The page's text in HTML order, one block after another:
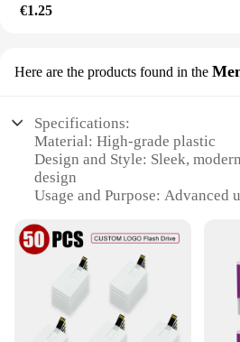
€1.25
Here are the products found in the
Specifications:
Material: High-grade plastic
Design and Style: Sleek,
design
Usage and Purpose: Advanced
Performance and Property:
vibrations for effective plaque
Parts and Accessories:
easy charging
Typical Adaptive Scenario:
oral hygiene on-the-go